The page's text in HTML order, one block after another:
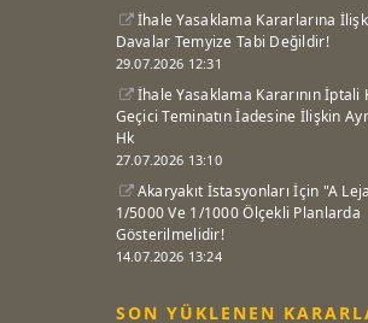
İhale Yasaklama Kararlarına
Davalar Temyize Tabi Değildir!
29.07.2026 12:31
İhale Yasaklama Kararının İptali
Geçici Teminatın İadesine İlişkin
Hk
27.07.2026 13:10
Akaryakıt İstasyonları İçin "A
1/5000 Ve 1/1000 Ölçekli Planlarda
Gösterilmelidir!
14.07.2026 13:24
SON YÜKLENEN